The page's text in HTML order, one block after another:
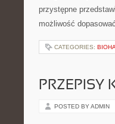
przystępne
możliwość
CATEGORIES:
PRZEPISY
POSTED BY ADMIN